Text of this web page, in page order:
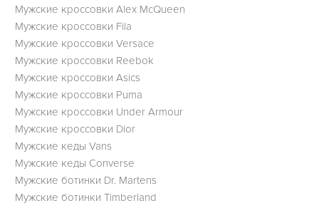
Мужские кроссовки Alex McQueen
Мужские кроссовки Fila
Мужские кроссовки Versace
Мужские кроссовки Reebok
Мужские кроссовки Asics
Мужские кроссовки Puma
Мужские кроссовки Under Armour
Мужские кроссовки Dior
Мужские кеды Vans
Мужские кеды Converse
Мужские ботинки Dr. Martens
Мужские ботинки Timberland